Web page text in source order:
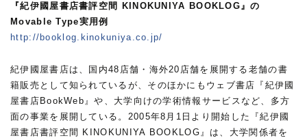
『紀伊國屋書店書評空間 KINOKUNIYA BOOKLOG』の
Movable Type実用例
http://booklog.kinokuniya.co.jp/
紀伊國屋書店は、国内48店舗・海外20店舗を展開する老舗の書
籍販売として知られているが、そのほかにもウェブ書店『紀伊國
屋書店BookWeb』や、大学向けの学術情報サービスなど、多方
面の事業を展開している。2005年8月1日より開始した『紀伊國
屋書店書評空間 KINOKUNIYA BOOKLOG』は、大学関係者を